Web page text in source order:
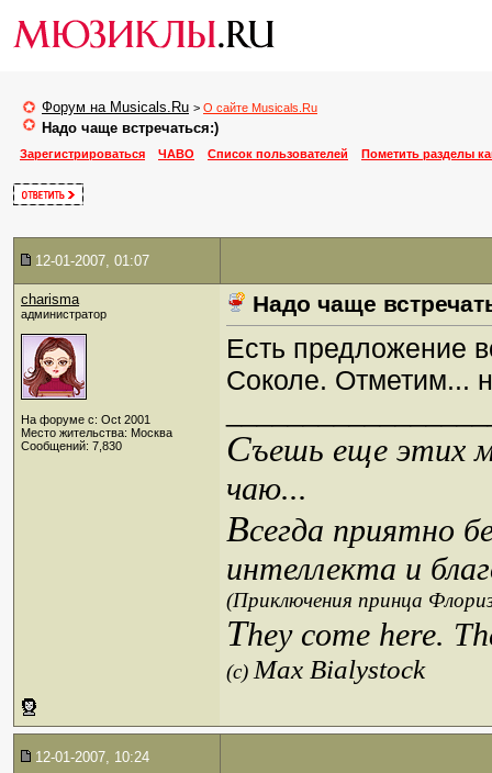
Форум на Musicals.Ru > О сайте Musicals.Ru
Надо чаще встречаться:)
Зарегистрироваться ЧАВО Список пользователей Пометить разделы
12-01-2007, 01:07
charisma
администратор
На форуме с: Oct 2001
Место жительства: Москва
Сообщений: 7,830
Надо чаще
Есть предложение
Соколе. Отметим...
Съешь еще этих
чаю...
Всегда приятно
интеллекта и
(Приключения принца
They come here.
(c)Max Bialystock
12-01-2007, 10:24